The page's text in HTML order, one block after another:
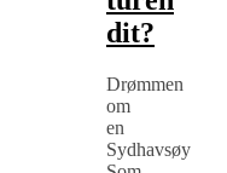
dit?
Drømmen
om
en
Sydhavsøy